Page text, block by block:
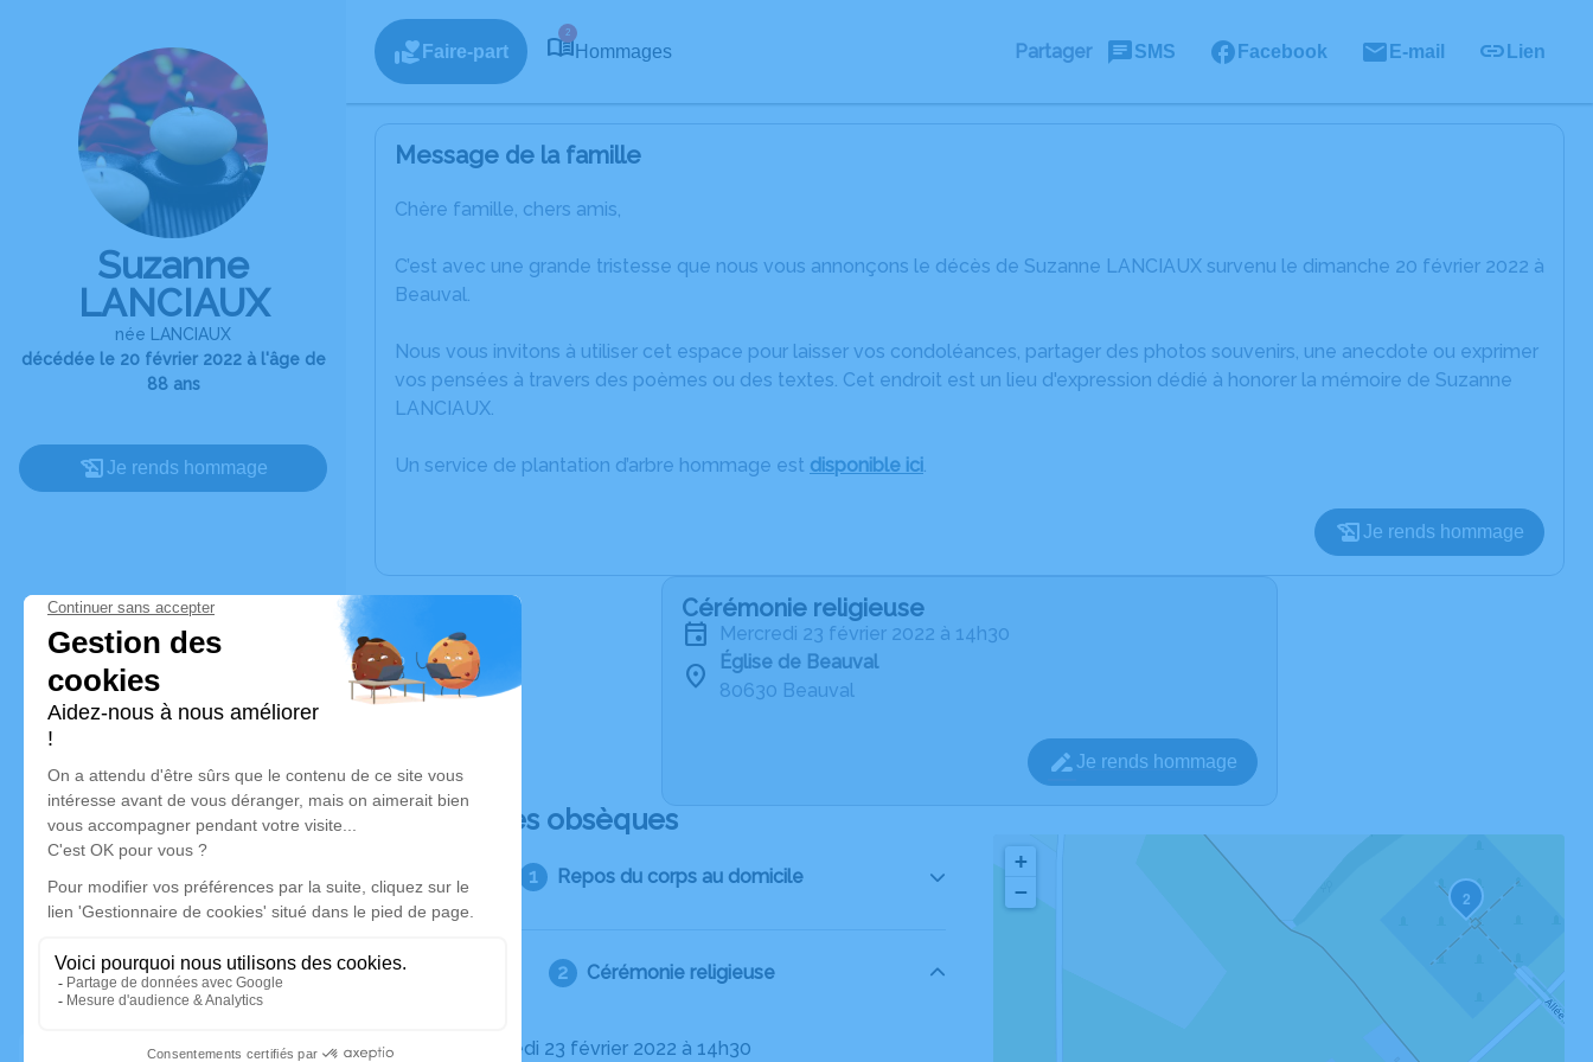
Suzanne
LANCIAUX
née LANCIAUX
décédée le 20 février 2022 à l'âge de
88 ans
Je rends hommage
Faire-part
2
Hommages Partager SMS Facebook E-mail Lien
Message de la famille
Chère famille, chers amis,
C’est avec une grande tristesse que nous vous annonçons le décès de Suzanne LANCIAUX survenu le dimanche 20 février 2022 à
Beauval.
Nous vous invitons à utiliser cet espace pour laisser vos condoléances, partager des photos souvenirs, une anecdote ou exprimer
vos pensées à travers des poèmes ou des textes. Cet endroit est un lieu d'expression dédié à honorer la mémoire de Suzanne
LANCIAUX.
Un service de plantation d’arbre hommage est disponible ici.
Je rends hommage
Cérémonie religieuse
mercredi 23 février 2022 à 14h30
Église de Beauval
80630 Beauval
Je rends hommage
Déroulé des obsèques
Repos du corps au domicile
Cérémonie religieuse
Le mercredi 23 février 2022 à 14h30
2
+
−